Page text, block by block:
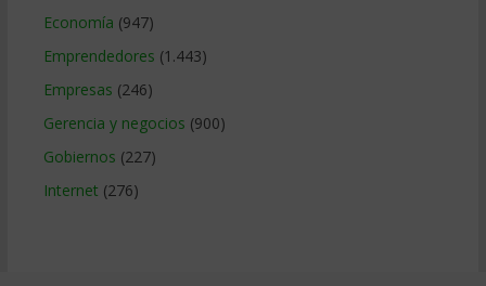
Economía (947)
Emprendedores (1.443)
Empresas (246)
Gerencia y negocios (900)
Gobiernos (227)
Internet (276)